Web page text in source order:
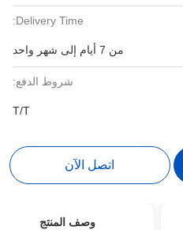
Delivery Time:
من 7 أيام إلى شهر واحد
شروط الدفع:
T/T
اتصل الآن
وصف المنتج